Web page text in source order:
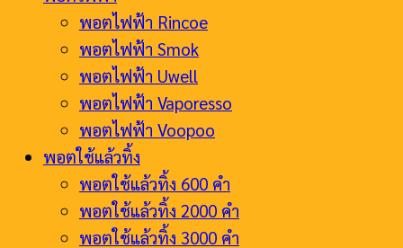
พอตไฟฟ้า Rincoe
พอตไฟฟ้า Smok
พอตไฟฟ้า Uwell
พอตไฟฟ้า Vaporesso
พอตไฟฟ้า Voopoo
พอตใช้แล้วทิ้ง
พอตใช้แล้วทิ้ง 600 คำ
พอตใช้แล้วทิ้ง 2000 คำ
พอตใช้แล้วทิ้ง 3000 คำ